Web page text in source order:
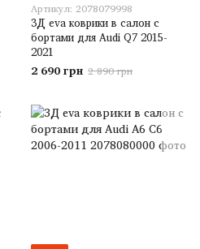
Артикул: 2078079998
3Д eva коврики в салон с
бортами для Audi Q7 2015-
2021
2 690 грн 2 890 грн